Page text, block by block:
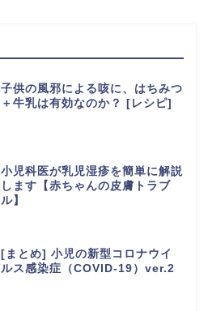
子供の風邪による咳に、はちみつ
＋牛乳は有効なのか？ [レシピ]
小児科医が乳児湿疹を簡単に解説
します【赤ちゃんの皮膚トラブ
ル】
[まとめ] 小児の新型コロナウイ
ルス感染症（COVID-19）ver.2